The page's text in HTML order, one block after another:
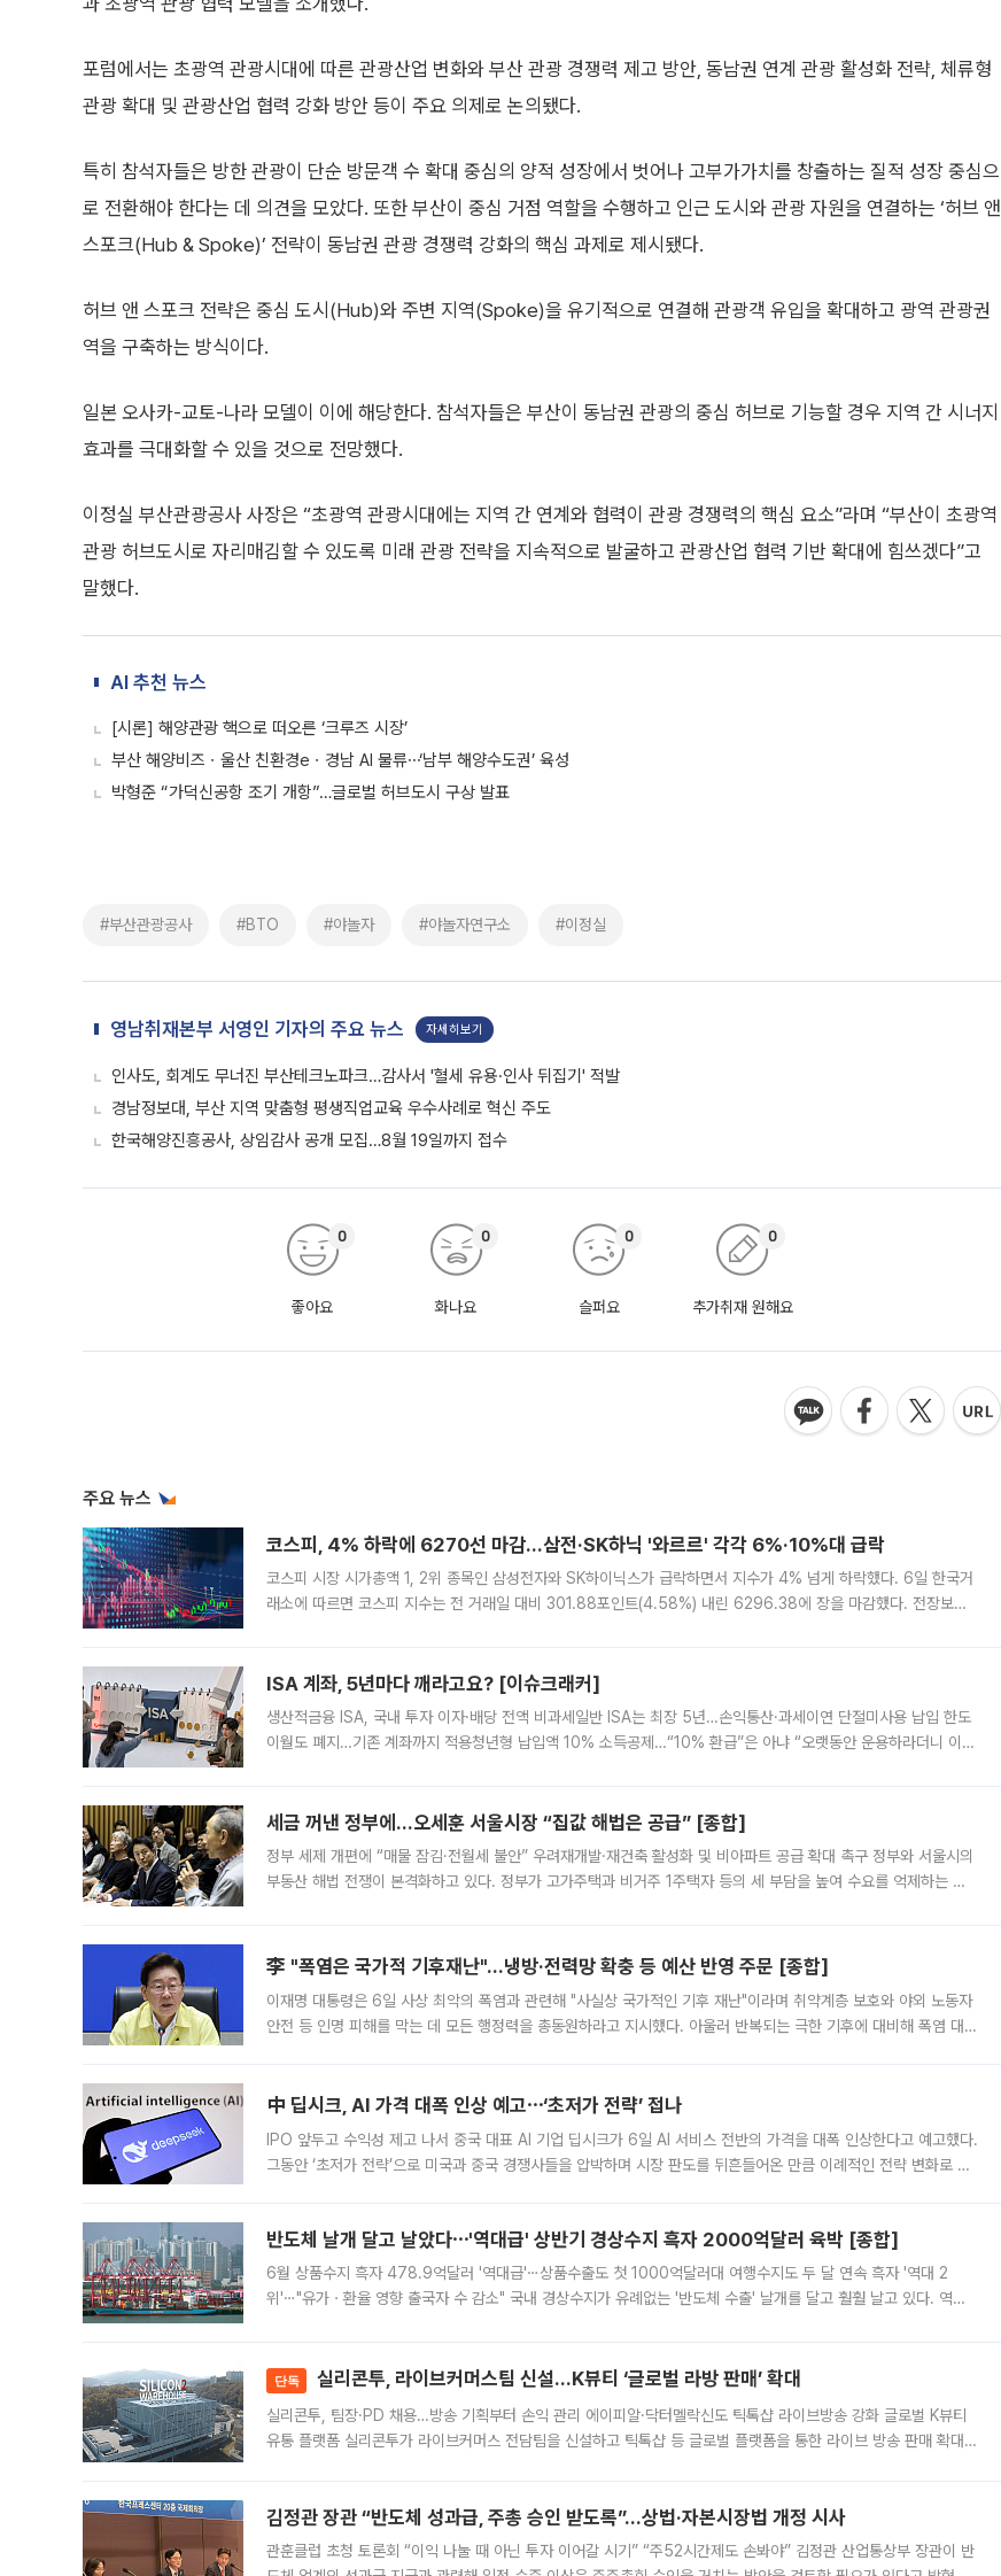
포럼에서는 초광역 관광시대에 따른 관광산업 변화와 부산 관광 경쟁력 제고 방안, 동남권 연계 관광 활성화 전략, 체류형
관광 확대 및 관광산업 협력 강화 방안 등이 주요 의제로 논의됐다.
특히 참석자들은 방한 관광이 단순 방문객 수 확대 중심의 양적 성장에서 벗어나 고부가가치를 창출하는 질적 성장 중심으
로 전환해야 한다는 데 의견을 모았다. 또한 부산이 중심 거점 역할을 수행하고 인근 도시와 관광 자원을 연결하는 ‘허브 앤
스포크(Hub & Spoke)’ 전략이 동남권 관광 경쟁력 강화의 핵심 과제로 제시됐다.
허브 앤 스포크 전략은 중심 도시(Hub)와 주변 지역(Spoke)을 유기적으로 연결해 관광객 유입을 확대하고 광역 관광권
역을 구축하는 방식이다.
일본 오사카-교토-나라 모델이 이에 해당한다. 참석자들은 부산이 동남권 관광의 중심 허브로 기능할 경우 지역 간 시너지
효과를 극대화할 수 있을 것으로 전망했다.
이정실 부산관광공사 사장은 “초광역 관광시대에는 지역 간 연계와 협력이 관광 경쟁력의 핵심 요소”라며 “부산이 초광역
관광 허브도시로 자리매김할 수 있도록 미래 관광 전략을 지속적으로 발굴하고 관광산업 협력 기반 확대에 힘쓰겠다”고
말했다.
AI 추천 뉴스
[시론] 해양관광 핵으로 떠오른 ‘크루즈 시장’
부산 해양비즈ㆍ울산 친환경eㆍ경남 AI 물류⋯‘남부 해양수도권’ 육성
박형준 “가덕신공항 조기 개항”…글로벌 허브도시 구상 발표
#부산관광공사 #BTO #야놀자 #야놀자연구소 #이정실
영남취재본부 서영인 기자의 주요 뉴스 자세히보기
인사도, 회계도 무너진 부산테크노파크…감사서 '혈세 유용·인사 뒤집기' 적발
경남정보대, 부산 지역 맞춤형 평생직업교육 우수사례로 혁신 주도
한국해양진흥공사, 상임감사 공개 모집…8월 19일까지 접수
좋아요
0
화나요
0
슬퍼요
0
추가취재 원해요
0
주요 뉴스
코스피, 4% 하락에 6270선 마감…삼전·SK하닉 '와르르' 각각 6%·10%대 급락
코스피 시장 시가총액 1, 2위 종목인 삼성전자와 SK하이닉스가 급락하면서 지수가 4% 넘게 하락했다. 6일 한국거
래소에 따르면 코스피 지수는 전 거래일 대비 301.88포인트(4.58%) 내린 6296.38에 장을 마감했다. 전장보다
ISA 계좌, 5년마다 깨라고요? [이슈크래커]
생산적금융 ISA, 국내 투자 이자·배당 전액 비과세일반 ISA는 최장 5년…손익통산·과세이연 단절미사용 납입 한도
이월도 폐지…기존 계좌까지 적용청년형 납입액 10% 소득공제…“10% 환급”은 아냐 “오랫동안 운용하라더니 이제
세금 꺼낸 정부에…오세훈 서울시장 “집값 해법은 공급” [종합]
정부 세제 개편에 “매물 잠김·전월세 불안” 우려재개발·재건축 활성화 및 비아파트 공급 확대 촉구 정부와 서울시의
부동산 해법 전쟁이 본격화하고 있다. 정부가 고가주택과 비거주 1주택자 등의 세 부담을 높여 수요를 억제하는 카
李 "폭염은 국가적 기후재난"…냉방·전력망 확충 등 예산 반영 주문 [종합]
이재명 대통령은 6일 사상 최악의 폭염과 관련해 "사실상 국가적인 기후 재난"이라며 취약계층 보호와 야외 노동자
안전 등 인명 피해를 막는 데 모든 행정력을 총동원하라고 지시했다. 아울러 반복되는 극한 기후에 대비해 폭염 대응
中 딥시크, AI 가격 대폭 인상 예고⋯‘초저가 전략’ 접나
IPO 앞두고 수익성 제고 나서 중국 대표 AI 기업 딥시크가 6일 AI 서비스 전반의 가격을 대폭 인상한다고 예고했다.
그동안 ‘초저가 전략’으로 미국과 중국 경쟁사들을 압박하며 시장 판도를 뒤흔들어온 만큼 이례적인 전략 변화로 평
반도체 날개 달고 날았다⋯'역대급' 상반기 경상수지 흑자 2000억달러 육박 [종합]
6월 상품수지 흑자 478.9억달러 '역대급'⋯상품수출도 첫 1000억달러대 여행수지도 두 달 연속 흑자 '역대 2
위'⋯"유가ㆍ환율 영향 출국자 수 감소" 국내 경상수지가 유례없는 '반도체 수출' 날개를 달고 훨훨 날고 있다. 역대
단독 실리콘투, 라이브커머스팀 신설…K뷰티 ‘글로벌 라방 판매’ 확대
실리콘투, 팀장·PD 채용…방송 기획부터 손익 관리 에이피알·닥터멜락신도 틱톡샵 라이브방송 강화 글로벌 K뷰티
유통 플랫폼 실리콘투가 라이브커머스 전담팀을 신설하고 틱톡샵 등 글로벌 플랫폼을 통한 라이브 방송 판매 확대에
김정관 장관 “반도체 성과급, 주총 승인 받도록”…상법·자본시장법 개정 시사
관훈클럽 초청 토론회 “이익 나눌 때 아닌 투자 이어갈 시기” “주52시간제도 손봐야” 김정관 산업통상부 장관이 반